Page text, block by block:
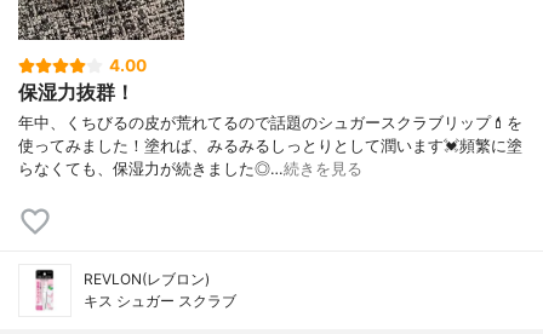
4.00
保湿力抜群！
年中、くちびるの皮が荒れてるので話題のシュガースクラブリップ💄を
使ってみました！塗れば、みるみるしっとりとして潤います💓頻繁に塗
らなくても、保湿力が続きました◎…続きを見る
REVLON(レブロン)
キス シュガー スクラブ